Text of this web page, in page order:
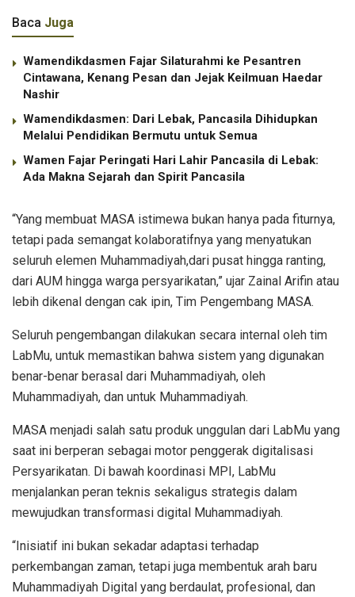
Baca Juga
Wamendikdasmen Fajar Silaturahmi ke Pesantren
Cintawana, Kenang Pesan dan Jejak Keilmuan Haedar
Nashir
Wamendikdasmen: Dari Lebak, Pancasila Dihidupkan
Melalui Pendidikan Bermutu untuk Semua
Wamen Fajar Peringati Hari Lahir Pancasila di Lebak:
Ada Makna Sejarah dan Spirit Pancasila
“Yang membuat MASA istimewa bukan hanya pada fiturnya,
tetapi pada semangat kolaboratifnya yang menyatukan
seluruh elemen Muhammadiyah,dari pusat hingga ranting,
dari AUM hingga warga persyarikatan,” ujar Zainal Arifin atau
lebih dikenal dengan cak ipin, Tim Pengembang MASA.
Seluruh pengembangan dilakukan secara internal oleh tim
LabMu, untuk memastikan bahwa sistem yang digunakan
benar-benar berasal dari Muhammadiyah, oleh
Muhammadiyah, dan untuk Muhammadiyah.
MASA menjadi salah satu produk unggulan dari LabMu yang
saat ini berperan sebagai motor penggerak digitalisasi
Persyarikatan. Di bawah koordinasi MPI, LabMu
menjalankan peran teknis sekaligus strategis dalam
mewujudkan transformasi digital Muhammadiyah.
“Inisiatif ini bukan sekadar adaptasi terhadap
perkembangan zaman, tetapi juga membentuk arah baru
Muhammadiyah Digital yang berdaulat, profesional, dan